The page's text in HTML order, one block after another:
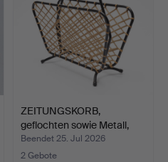
ZEITUNGSKORB,
geflochten sowie Metall,
Mit…
Beendet 25. Jul 2026
2 Gebote